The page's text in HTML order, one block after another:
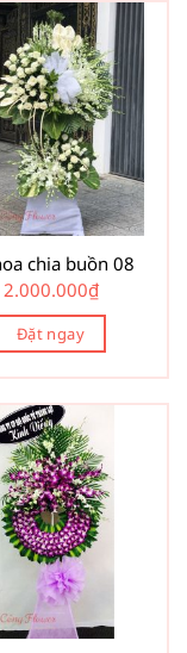
chia buồn 08
2.000.000₫
Đặt ngay